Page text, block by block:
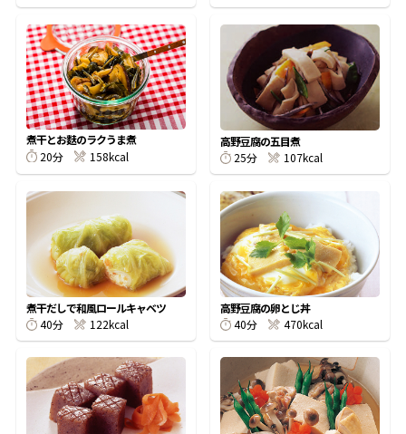
楽チン屋® ストレートつゆ
新鮮一番 『氷熟®』
だし巻き卵特集
かつおだしが決め手！簡単茶碗蒸し
煮干とお麩のラクうま煮
20分
158kcal
高野豆腐の五目煮
25分
107kcal
煮干だしで和風ロールキャベツ
40分
122kcal
高野豆腐の卵とじ丼
40分
470kcal